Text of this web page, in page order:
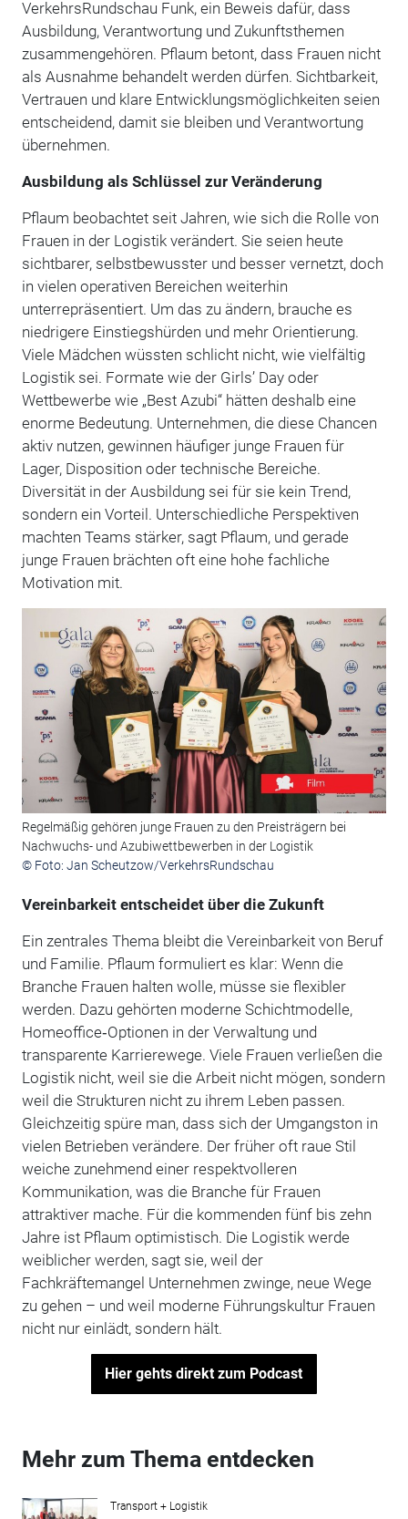
VerkehrsRundschau Funk, ein Beweis dafür, dass
Ausbildung, Verantwortung und Zukunftsthemen
zusammengehören. Pflaum betont, dass Frauen nicht
als Ausnahme behandelt werden dürfen. Sichtbarkeit,
Vertrauen und klare Entwicklungsmöglichkeiten seien
entscheidend, damit sie bleiben und Verantwortung
übernehmen.
Ausbildung als Schlüssel zur Veränderung
Pflaum beobachtet seit Jahren, wie sich die Rolle von
Frauen in der Logistik verändert. Sie seien heute
sichtbarer, selbstbewusster und besser vernetzt, doch
in vielen operativen Bereichen weiterhin
unterrepräsentiert. Um das zu ändern, brauche es
niedrigere Einstiegshürden und mehr Orientierung.
Viele Mädchen wüssten schlicht nicht, wie vielfältig
Logistik sei. Formate wie der Girls’ Day oder
Wettbewerbe wie „Best Azubi“ hätten deshalb eine
enorme Bedeutung. Unternehmen, die diese Chancen
aktiv nutzen, gewinnen häufiger junge Frauen für
Lager, Disposition oder technische Bereiche.
Diversität in der Ausbildung sei für sie kein Trend,
sondern ein Vorteil. Unterschiedliche Perspektiven
machten Teams stärker, sagt Pflaum, und gerade
junge Frauen brächten oft eine hohe fachliche
Motivation mit.
Regelmäßig gehören junge Frauen zu den Preisträgern bei
Nachwuchs- und Azubiwettbewerben in der Logistik
© Foto: Jan Scheutzow/VerkehrsRundschau
Vereinbarkeit entscheidet über die Zukunft
Ein zentrales Thema bleibt die Vereinbarkeit von Beruf
und Familie. Pflaum formuliert es klar: Wenn die
Branche Frauen halten wolle, müsse sie flexibler
werden. Dazu gehörten moderne Schichtmodelle,
Homeoffice‑Optionen in der Verwaltung und
transparente Karrierewege. Viele Frauen verließen die
Logistik nicht, weil sie die Arbeit nicht mögen, sondern
weil die Strukturen nicht zu ihrem Leben passen.
Gleichzeitig spüre man, dass sich der Umgangston in
vielen Betrieben verändere. Der früher oft raue Stil
weiche zunehmend einer respektvolleren
Kommunikation, was die Branche für Frauen
attraktiver mache. Für die kommenden fünf bis zehn
Jahre ist Pflaum optimistisch. Die Logistik werde
weiblicher werden, sagt sie, weil der
Fachkräftemangel Unternehmen zwinge, neue Wege
zu gehen – und weil moderne Führungskultur Frauen
nicht nur einlädt, sondern hält.
Hier gehts direkt zum Podcast
Mehr zum Thema entdecken
Transport + Logistik